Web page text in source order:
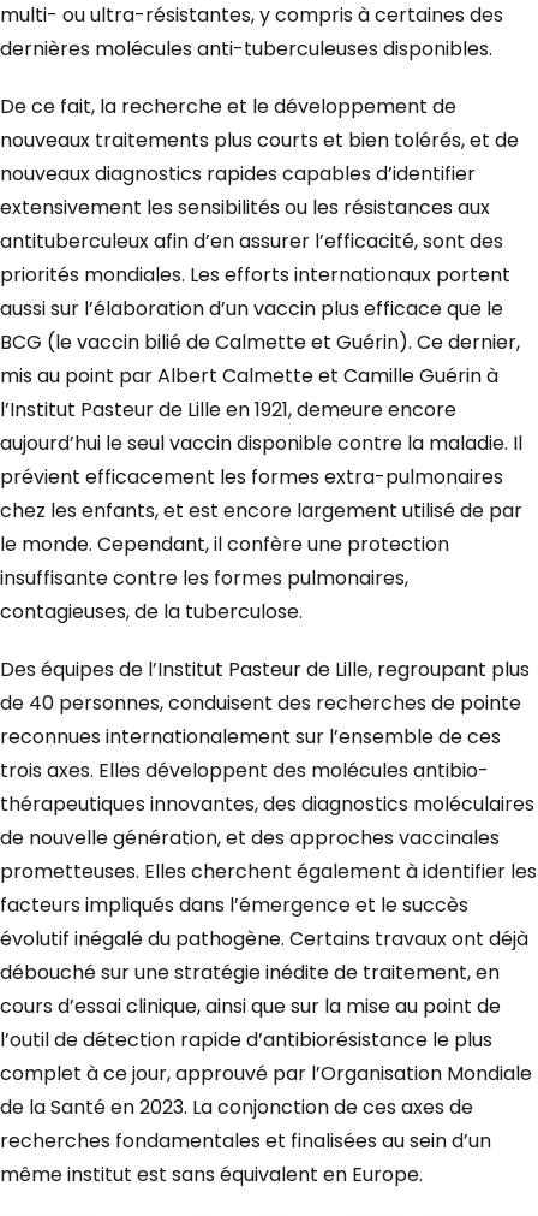
multi- ou ultra-résistantes, y compris à certaines des
dernières molécules anti-tuberculeuses disponibles.
De ce fait, la recherche et le développement de
nouveaux traitements plus courts et bien tolérés, et de
nouveaux diagnostics rapides capables d’identifier
extensivement les sensibilités ou les résistances aux
antituberculeux afin d’en assurer l’efficacité, sont des
priorités mondiales. Les efforts internationaux portent
aussi sur l’élaboration d’un vaccin plus efficace que le
BCG (le vaccin bilié de Calmette et Guérin). Ce dernier,
mis au point par Albert Calmette et Camille Guérin à
l’Institut Pasteur de Lille en 1921, demeure encore
aujourd’hui le seul vaccin disponible contre la maladie. Il
prévient efficacement les formes extra-pulmonaires
chez les enfants, et est encore largement utilisé de par
le monde. Cependant, il confère une protection
insuffisante contre les formes pulmonaires,
contagieuses, de la tuberculose.
Des équipes de l’Institut Pasteur de Lille, regroupant plus
de 40 personnes, conduisent des recherches de pointe
reconnues internationalement sur l’ensemble de ces
trois axes. Elles développent des molécules antibio-
thérapeutiques innovantes, des diagnostics moléculaires
de nouvelle génération, et des approches vaccinales
prometteuses. Elles cherchent également à identifier les
facteurs impliqués dans l’émergence et le succès
évolutif inégalé du pathogène. Certains travaux ont déjà
débouché sur une stratégie inédite de traitement, en
cours d’essai clinique, ainsi que sur la mise au point de
l’outil de détection rapide d’antibiorésistance le plus
complet à ce jour, approuvé par l’Organisation Mondiale
de la Santé en 2023. La conjonction de ces axes de
recherches fondamentales et finalisées au sein d’un
même institut est sans équivalent en Europe.